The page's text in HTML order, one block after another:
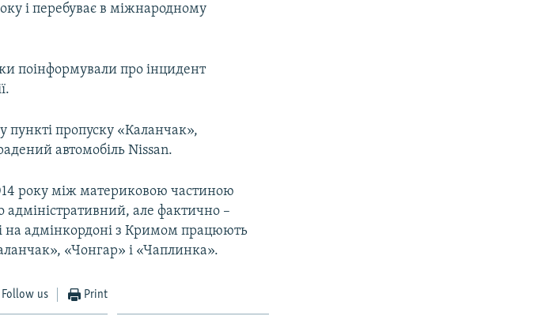
і перебуває в міжнародному
поінформували про інцидент
пункті пропуску «Каланчак»,
автомобіль Nissan.
року між материковою частиною
адміністративний, але фактично –
на адмінкордоні з Кримом працюють
«Чонгар» і «Чаплинка».
Follow us Print